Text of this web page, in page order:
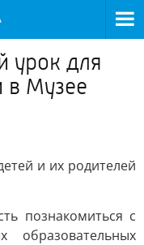
урок для
в Музее
и их родителей
познакомиться с